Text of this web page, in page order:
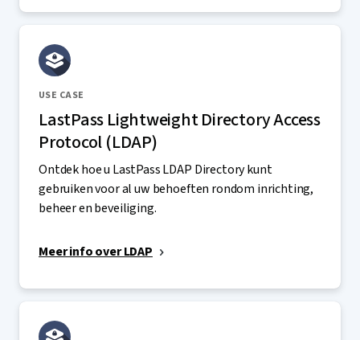
USE CASE
LastPass Lightweight Directory Access
Protocol (LDAP)
Ontdek hoe u LastPass LDAP Directory kunt
gebruiken voor al uw behoeften rondom inrichting,
beheer en beveiliging.
Meer info over LDAP